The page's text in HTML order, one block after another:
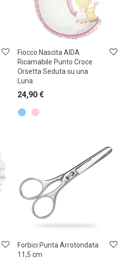
Fiocco Nascita AIDA
Ricamabile Punto Croce
Orsetta Seduta su una
Luna
24,90 €
Forbici Punta Arrotondata
11,5 cm